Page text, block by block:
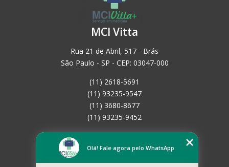
MCI Vitta
Rua 21 de Abril, 517 - Brás
São Paulo - SP - CEP: 03047-000
(11) 2618-5691
(11) 93235-9547
(11) 3680-8677
(11) 93235-9452
Empresa
Olá! Fale agora pelo WhatsApp.